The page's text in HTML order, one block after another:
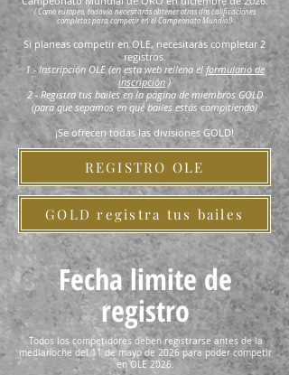
( Como europeo, todavía necesitarás obtener otras dos calificaciones
completas para competir en el Campeonato Mundial)
Si planeas competir en OLE, necesitarás completar 2
registros.
1 - Inscripción OLE (en esta web rellena el formulario de
inscripción )
2 - Registra tus bailes en la página de miembros GOLD
(para que sepamos en qué bailes estás compitiendo)
¡Se ofrecen todas las divisiones GOLD!
REGISTRO OLE
GOLD registra tus bailes
Fecha limite de
registro
Todos los competidores deben registrarse antes de la
medianoche del 11 de mayo de 2026 para poder competir
enOLE 2026.